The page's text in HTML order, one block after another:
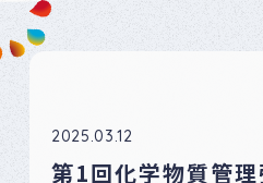
2025.03.12
第1回化学物質管